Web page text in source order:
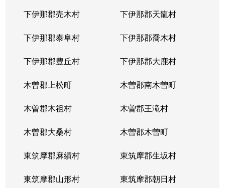
下伊那郡売木村 下伊那郡天龍村
下伊那郡泰阜村 下伊那郡喬木村
下伊那郡豊丘村 下伊那郡大鹿村
木曽郡上松町 木曽郡南木曽町
木曽郡木祖村 木曽郡王滝村
木曽郡大桑村 木曽郡木曽町
東筑摩郡麻績村 東筑摩郡生坂村
東筑摩郡山形村 東筑摩郡朝日村